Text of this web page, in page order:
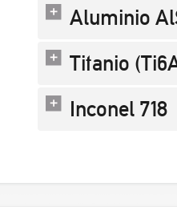
Aluminio
Titanio
Inconel 718